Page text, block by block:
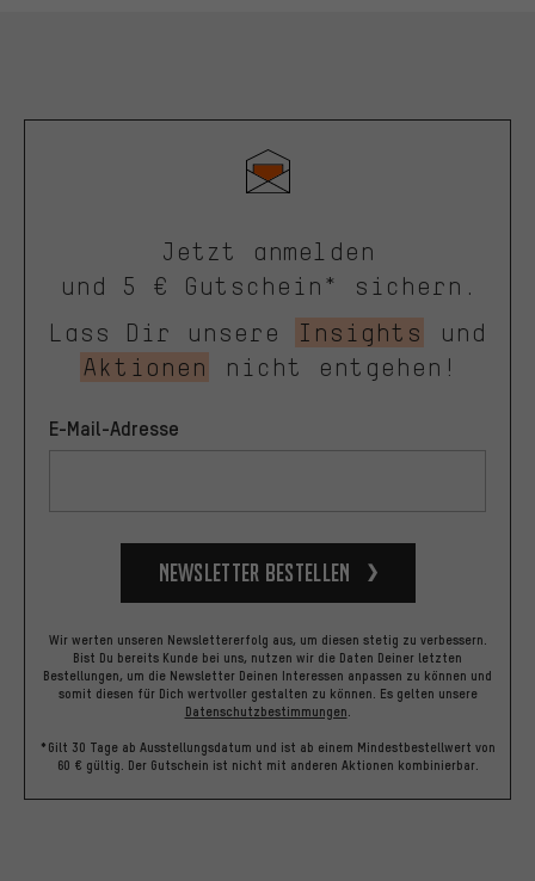
Jetzt anmelden
und 5 € Gutschein* sichern.
Lass Dir unsere
Insights
und
Aktionen
nicht entgehen!
E-Mail-Adresse
Newsletter bestellen
Wir werten unseren Newslettererfolg aus, um diesen stetig zu verbessern.
Bist Du bereits Kunde bei uns, nutzen wir die Daten Deiner letzten
Bestellungen, um die Newsletter Deinen Interessen anpassen zu können und
somit diesen für Dich wertvoller gestalten zu können. Es gelten unsere
Datenschutzbestimmungen.
*Gilt 30 Tage ab Ausstellungsdatum und ist ab einem Mindestbestellwert von
60 € gültig. Der Gutschein ist nicht mit anderen Aktionen kombinierbar.